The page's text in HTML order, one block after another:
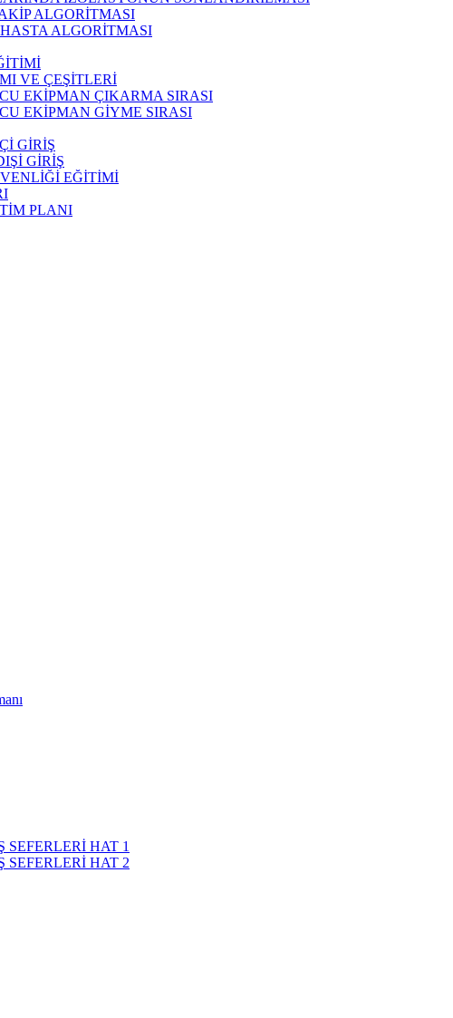
ALGORİTMASI
ALGORİTMASI
VE ÇEŞİTLERİ
EKİPMAN ÇIKARMA SIRASI
EKİPMAN GİYME SIRASI
GİRİŞ
GİRİŞ
EĞİTİMİ
PLANI
SEFERLERİ HAT 1
SEFERLERİ HAT 2